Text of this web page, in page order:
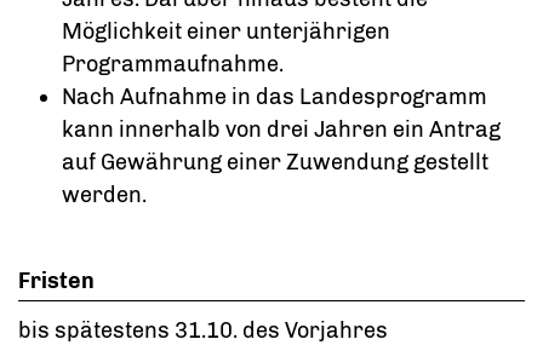
Möglichkeit einer unterjährigen
Programmaufnahme.
Nach Aufnahme in das Landesprogramm
kann innerhalb von drei Jahren ein Antrag
auf Gewährung einer Zuwendung gestellt
werden.
Fristen
bis spätestens 31.10. des Vorjahres